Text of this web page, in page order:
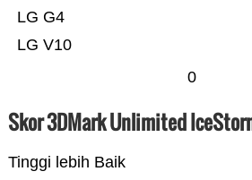
LG V10
LG G4
0
Skor 3DMark Unlimited
Tinggi lebih Baik